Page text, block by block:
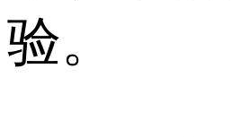
验。